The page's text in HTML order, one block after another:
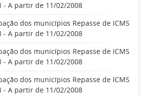
- A partir de 11/02/2008
dos municípios Repasse de ICMS
- A partir de 11/02/2008
dos municípios Repasse de ICMS
- A partir de 11/02/2008
dos municípios Repasse de ICMS
- A partir de 11/02/2008